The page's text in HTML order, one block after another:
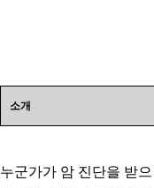
소개
누군가가 암 진단을 받